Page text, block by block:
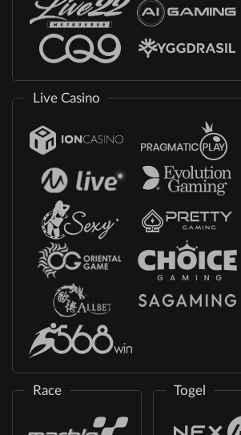
Live Casino
Race Togel